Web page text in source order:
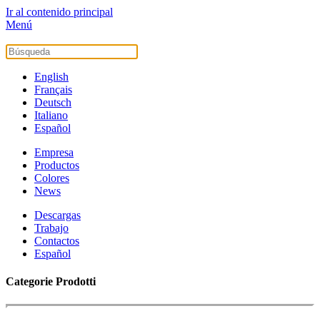
Ir al contenido principal
Menú
English
Français
Deutsch
Italiano
Español
Empresa
Productos
Colores
News
Descargas
Trabajo
Contactos
Español
Categorie Prodotti